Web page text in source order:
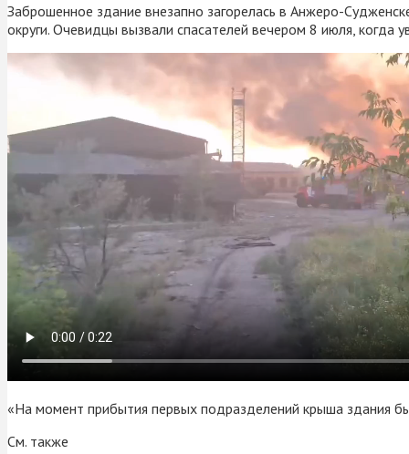
Заброшенное здание внезапно загорелась в Анжеро-
округи. Очевидцы вызвали спасателей вечером 8 июля, когда
«На момент прибытия первых подразделений крыша здания
См. также